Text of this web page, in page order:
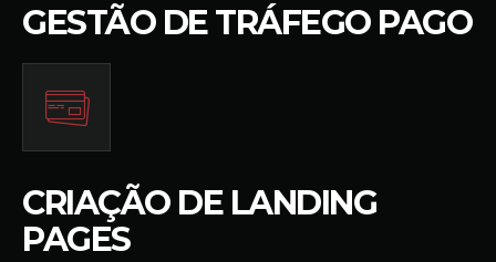
GESTÃO DE TRÁFEGO PAGO
CRIAÇÃO DE LANDING
PAGES